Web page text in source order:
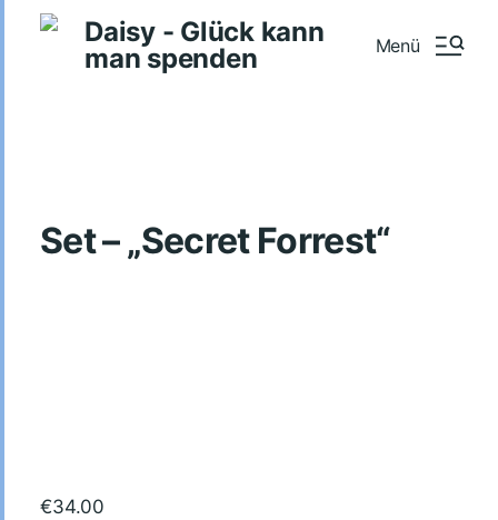
Daisy - Glück kann
man spenden
Menü
Set – „Secret Forrest“
€34.00